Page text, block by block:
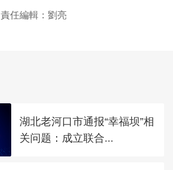
責任編輯：劉亮
湖北老河口市通报“幸福坝”相
关问题：成立联合...